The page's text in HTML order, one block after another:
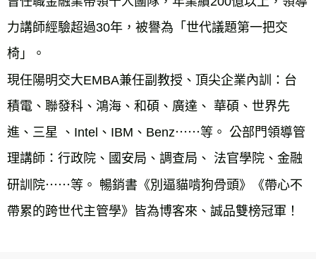
力講師經驗超過30年，被譽為「世代議題第一把交
椅」。
現任陽明交大EMBA兼任副教授、頂尖企業內訓：台
積電、聯發科、鴻海、和碩、廣達、 華碩、世界先
進、三星 、Intel、IBM、Benz⋯⋯等。 公部門領導管
理講師：行政院、國安局、調查局、 法官學院、金融
研訓院⋯⋯等。 暢銷書《別逼貓啃狗骨頭》《帶心不